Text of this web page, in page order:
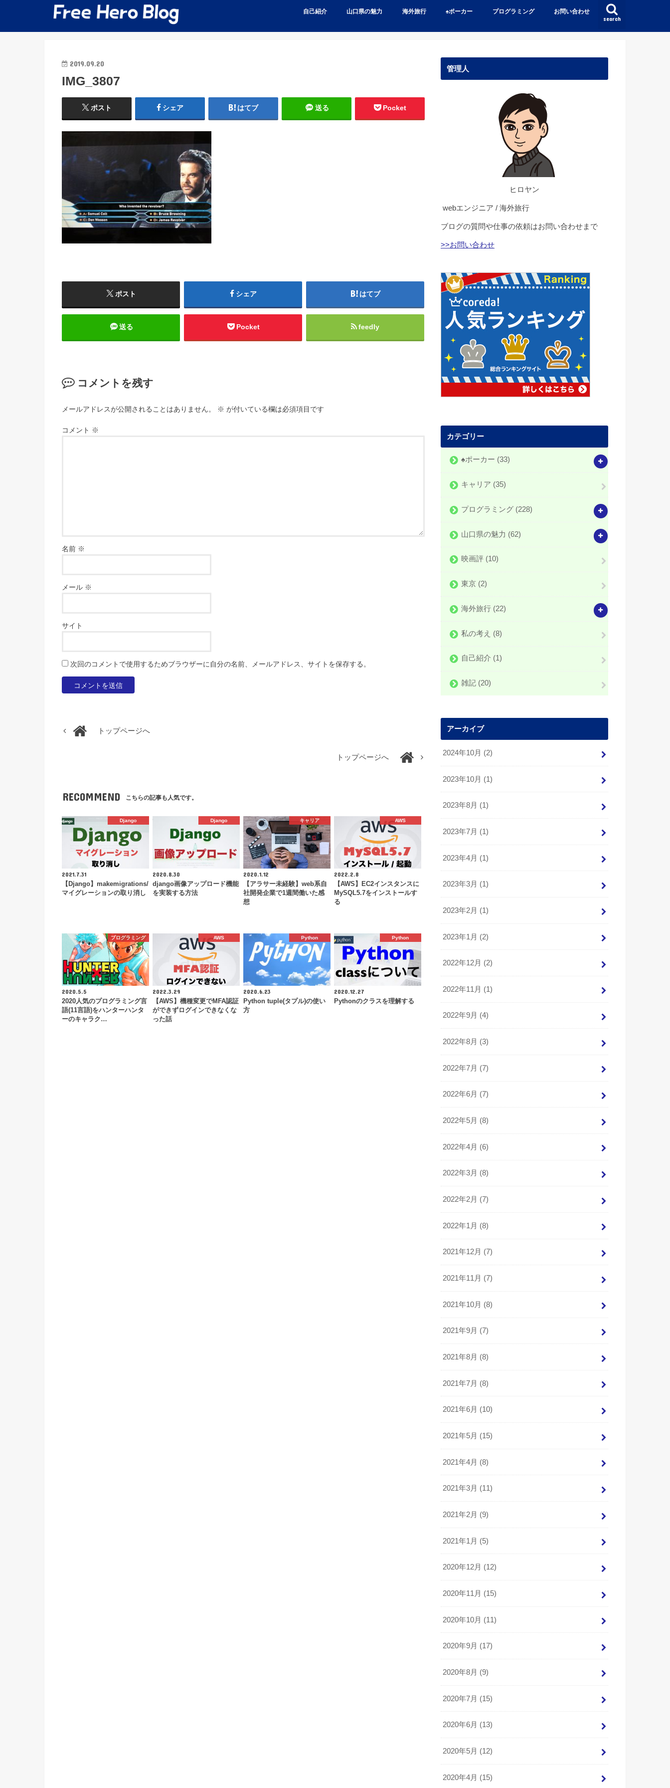
search
自己紹介 山口県の魅力 海外旅行 ♠️ポーカー プログラミング お問い合わせ
2019.09.20
IMG_3807
ポスト シェア はてブ 送る Pocket
ポスト シェア はてブ
送る Pocket feedly
コメントを残す
メールアドレスが公開されることはありません。 ※ が付いている欄は必須項目です
コメント ※
名前 ※
メール ※
サイト
次回のコメントで使用するためブラウザーに自分の名前、メールアドレス、サイトを保存する。
トップページへ
トップページへ
RECOMMEND こちらの記事も人気です。
Django
2021.7.31
【Django】makemigrations/
マイグレーションの取り消し
Django
2020.8.30
django画像アップロード機能
を実装する方法
キャリア
2020.1.12
【アラサー未経験】web系自
社開発企業で1週間働いた感
想
AWS
2022.2.8
【AWS】EC2インスタンスに
MySQL5.7をインストールす
る
プログラミング
2020.5.5
2020人気のプログラミング言
語(11言語)をハンターハンタ
ーのキャラク…
AWS
2022.3.29
【AWS】機種変更でMFA認証
ができずログインできなくな
った話
Python
2020.6.23
Python tuple(タプル)の使い
方
Python
2020.12.27
Pythonのクラスを理解する
管理人
ヒロヤン
webエンジニア / 海外旅行
ブログの質問や仕事の依頼はお問い合わせまで
>>お問い合わせ
カテゴリー
♠️ポーカー (33)
キャリア (35)
プログラミング (228)
山口県の魅力 (62)
映画評 (10)
東京 (2)
海外旅行 (22)
私の考え (8)
自己紹介 (1)
雑記 (20)
アーカイブ
2024年10月 (2)
2023年10月 (1)
2023年8月 (1)
2023年7月 (1)
2023年4月 (1)
2023年3月 (1)
2023年2月 (1)
2023年1月 (2)
2022年12月 (2)
2022年11月 (1)
2022年9月 (4)
2022年8月 (3)
2022年7月 (7)
2022年6月 (7)
2022年5月 (8)
2022年4月 (6)
2022年3月 (8)
2022年2月 (7)
2022年1月 (8)
2021年12月 (7)
2021年11月 (7)
2021年10月 (8)
2021年9月 (7)
2021年8月 (8)
2021年7月 (8)
2021年6月 (10)
2021年5月 (15)
2021年4月 (8)
2021年3月 (11)
2021年2月 (9)
2021年1月 (5)
2020年12月 (12)
2020年11月 (15)
2020年10月 (11)
2020年9月 (17)
2020年8月 (9)
2020年7月 (15)
2020年6月 (13)
2020年5月 (12)
2020年4月 (15)